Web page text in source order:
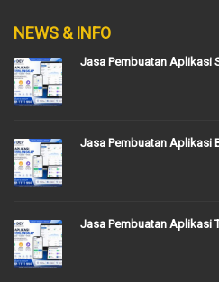
NEWS & INFO
Jasa Pembuatan Aplikasi
Jasa Pembuatan Aplikasi
Jasa Pembuatan Aplikasi